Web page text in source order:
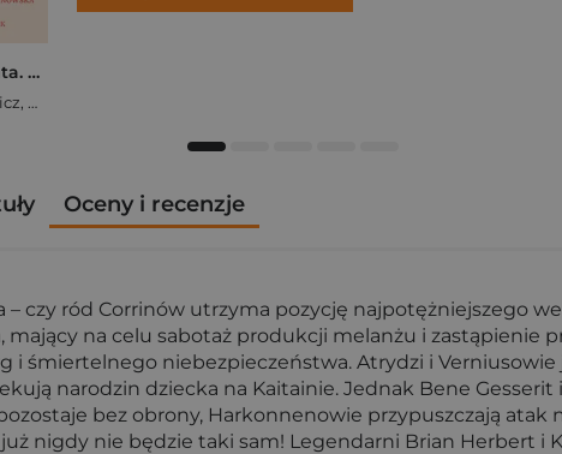
Osiem tygodni lata. Opowiadania na wakacje
, Marta Bijan
Oceny i recenzje
– czy ród Corrinów utrzyma pozycję najpotężniejszego
mający na celu sabotaż produkcji melanżu i zastąpienie
śmiertelnego niebezpieczeństwa. Atrydzi i Verniusowie
narodzin dziecka na Kaitainie. Jednak Bene
bez obrony, Harkonnenowie przypuszczają
nigdy nie będzie taki sam! Legendarni Brian Herbert